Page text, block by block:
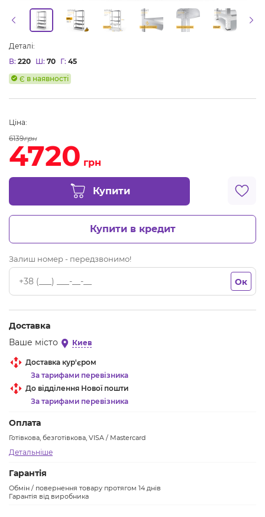
Деталі:
В: 220 Ш: 70 Г: 45
Є в наявності
Ціна:
6139грн
4720 грн
Купити
Купити в кредит
Залиш номер - передзвонимо!
Ок
Доставка
Ваше місто
Киев
Доставка кур'єром
За тарифами перевізника
До відділення Нової пошти
За тарифами перевізника
Оплата
Готівкова, безготівкова, VISA / Mastercard
Детальніше
Гарантія
Обмін / повернення товару протягом 14 днів
Гарантія від виробника